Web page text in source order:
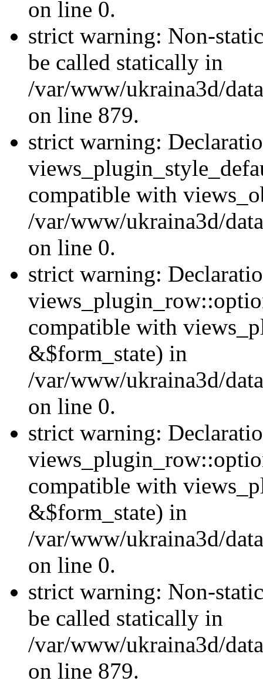
on line 0.
strict warning: Non-
be called statically in
/var/www/ukraina3d/
on line 879.
strict warning:
compatible with
/var/www/ukraina3d/
on line 0.
strict warning:
compatible with
&$form_state) in
/var/www/ukraina3d/
on line 0.
strict warning:
compatible with
&$form_state) in
/var/www/ukraina3d/
on line 0.
strict warning: Non-
be called statically in
/var/www/ukraina3d/
on line 879.